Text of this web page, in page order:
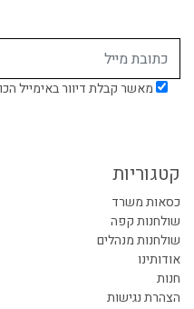
מאשר קבלת דיוור באימייל
קטגוריות
כסאות משרד
שולחנות קפה
שולחנות מנהלים
אודותינו
חנות
הצהרת נגישות